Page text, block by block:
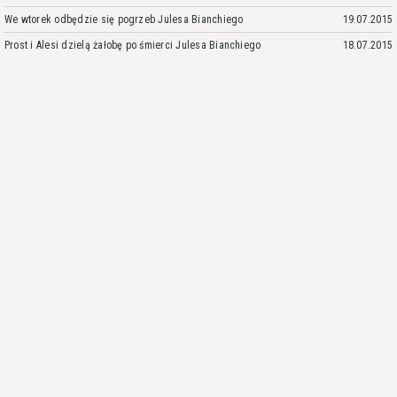
We wtorek odbędzie się pogrzeb Julesa Bianchiego 19.07.2015
Prost i Alesi dzielą żałobę po śmierci Julesa Bianchiego 18.07.2015